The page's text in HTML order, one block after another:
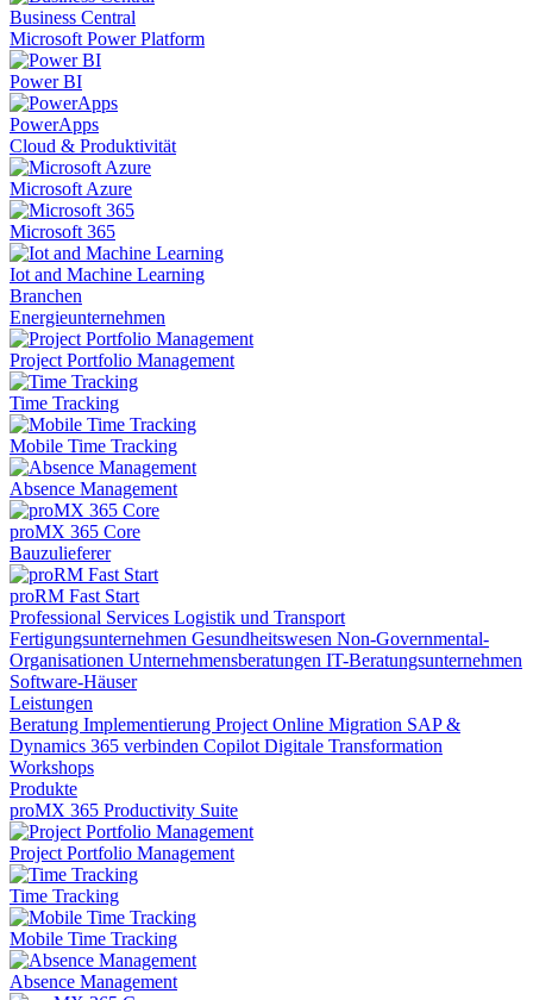
Business Central
Microsoft Power Platform
Power BI
PowerApps
Cloud & Produktivität
Microsoft Azure
Microsoft 365
Iot and Machine Learning
Branchen
Energieunternehmen
Project Portfolio Management
Time Tracking
Mobile Time Tracking
Absence Management
proMX 365 Core
Bauzulieferer
proRM Fast Start
Professional Services Logistik und Transport
Fertigungsunternehmen Gesundheitswesen Non-Governmental-
Organisationen Unternehmensberatungen IT-Beratungsunternehmen
Software-Häuser
Leistungen
Beratung Implementierung Project Online Migration SAP &
Dynamics 365 verbinden Copilot Digitale Transformation
Workshops
Produkte
proMX 365 Productivity Suite
Project Portfolio Management
Time Tracking
Mobile Time Tracking
Absence Management